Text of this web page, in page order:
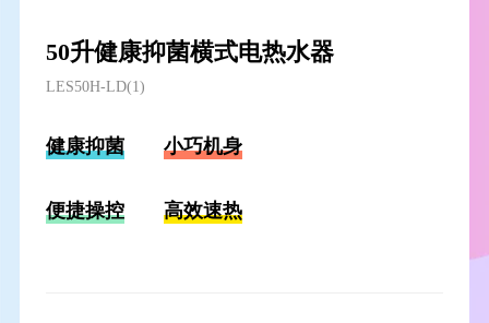
50升健康抑菌横式电热水器
LES50H-LD(1)
健康抑菌 小巧机身
便捷操控 高效速热